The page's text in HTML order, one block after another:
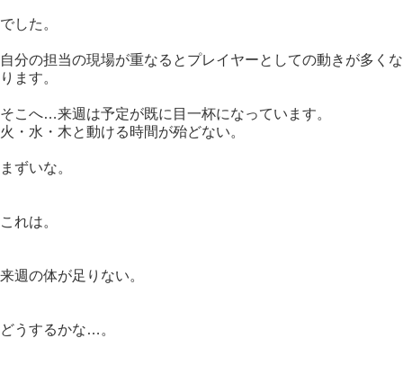
でした。
自分の担当の現場が重なるとプレイヤーとしての動きが多くな
ります。
そこへ…来週は予定が既に目一杯になっています。
火・水・木と動ける時間が殆どない。
まずいな。
これは。
来週の体が足りない。
どうするかな…。